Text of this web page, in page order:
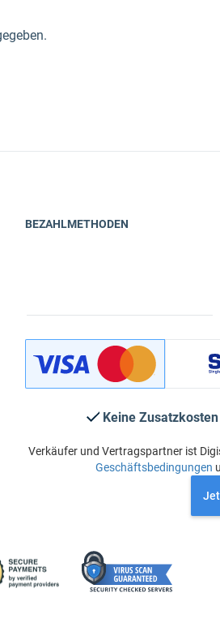
BEZAHLMETHODEN
Keine
Verkäufer und Vertragspartner ist
Geschäftsbedingungen